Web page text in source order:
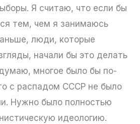
Я считаю, что если бы
тем, чем я занимаюсь
люди, которые
начали бы это делать
многое было бы по-
с распадом СССР не было
Нужно было полностью
идеологию.